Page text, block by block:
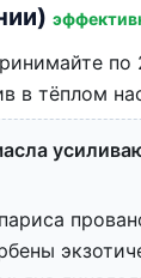
по
в тёплом